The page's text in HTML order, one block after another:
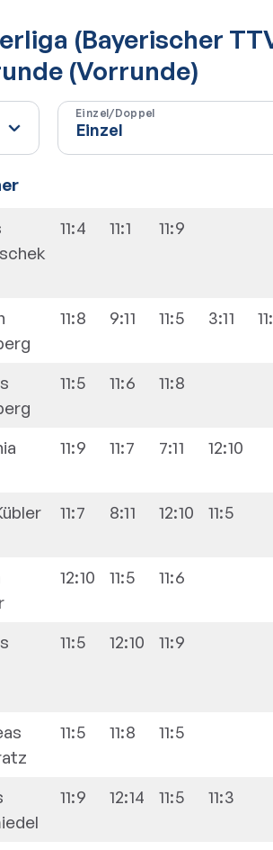
(Bayerischer
(Vorrunde)
Einzel/Doppel
11:4 11:1 11:9
11:8 9:11 11:5 3:11
11:5 11:6 11:8
11:9 11:7 7:11 12:10
11:7 8:11 12:10 11:5
12:10 11:5 11:6
11:5 12:10 11:9
11:5 11:8 11:5
11:9 12:14 11:5 11:3